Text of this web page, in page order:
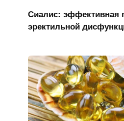
Сиалис: эффективная
эректильной